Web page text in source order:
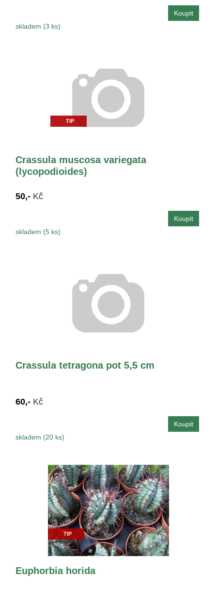
skladem (3 ks)
TIP
Crassula muscosa variegata
(lycopodioides)
50,- Kč
skladem (5 ks)
Crassula tetragona pot 5,5 cm
60,- Kč
skladem (20 ks)
TIP
Euphorbia horida